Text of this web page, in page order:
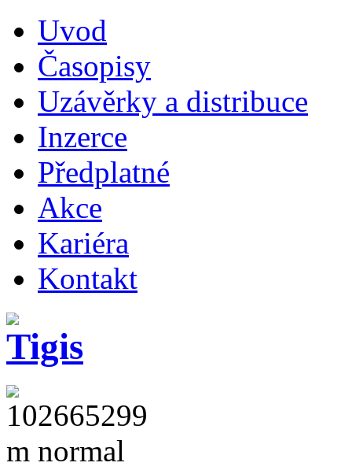
Uvod
Časopisy
Uzávěrky a distribuce
Inzerce
Předplatné
Akce
Kariéra
Kontakt